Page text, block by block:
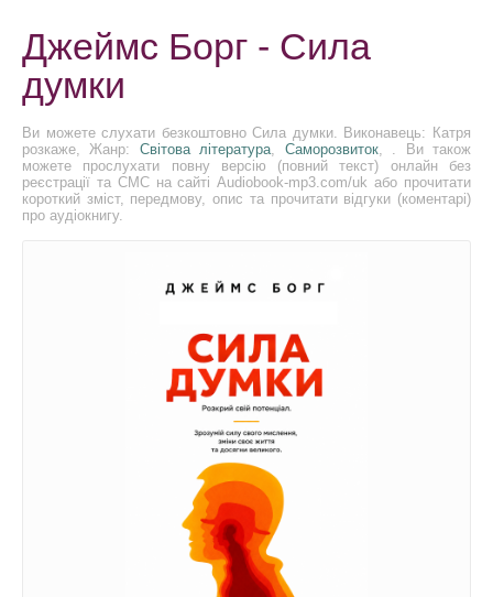
Джеймс Борг - Сила
думки
Ви можете слухати безкоштовно Сила думки. Виконавець: Катря
розкаже, Жанр: Світова література, Саморозвиток, . Ви також
можете прослухати повну версію (повний текст) онлайн без
реєстрації та СМС на сайті Audiobook-mp3.com/uk або прочитати
короткий зміст, передмову, опис та прочитати відгуки (коментарі)
про аудіокнигу.